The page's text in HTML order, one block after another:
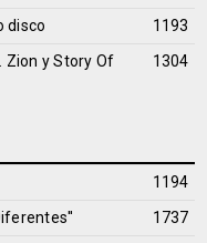
disco
1193
Zion y Story Of
1304
1194
1737